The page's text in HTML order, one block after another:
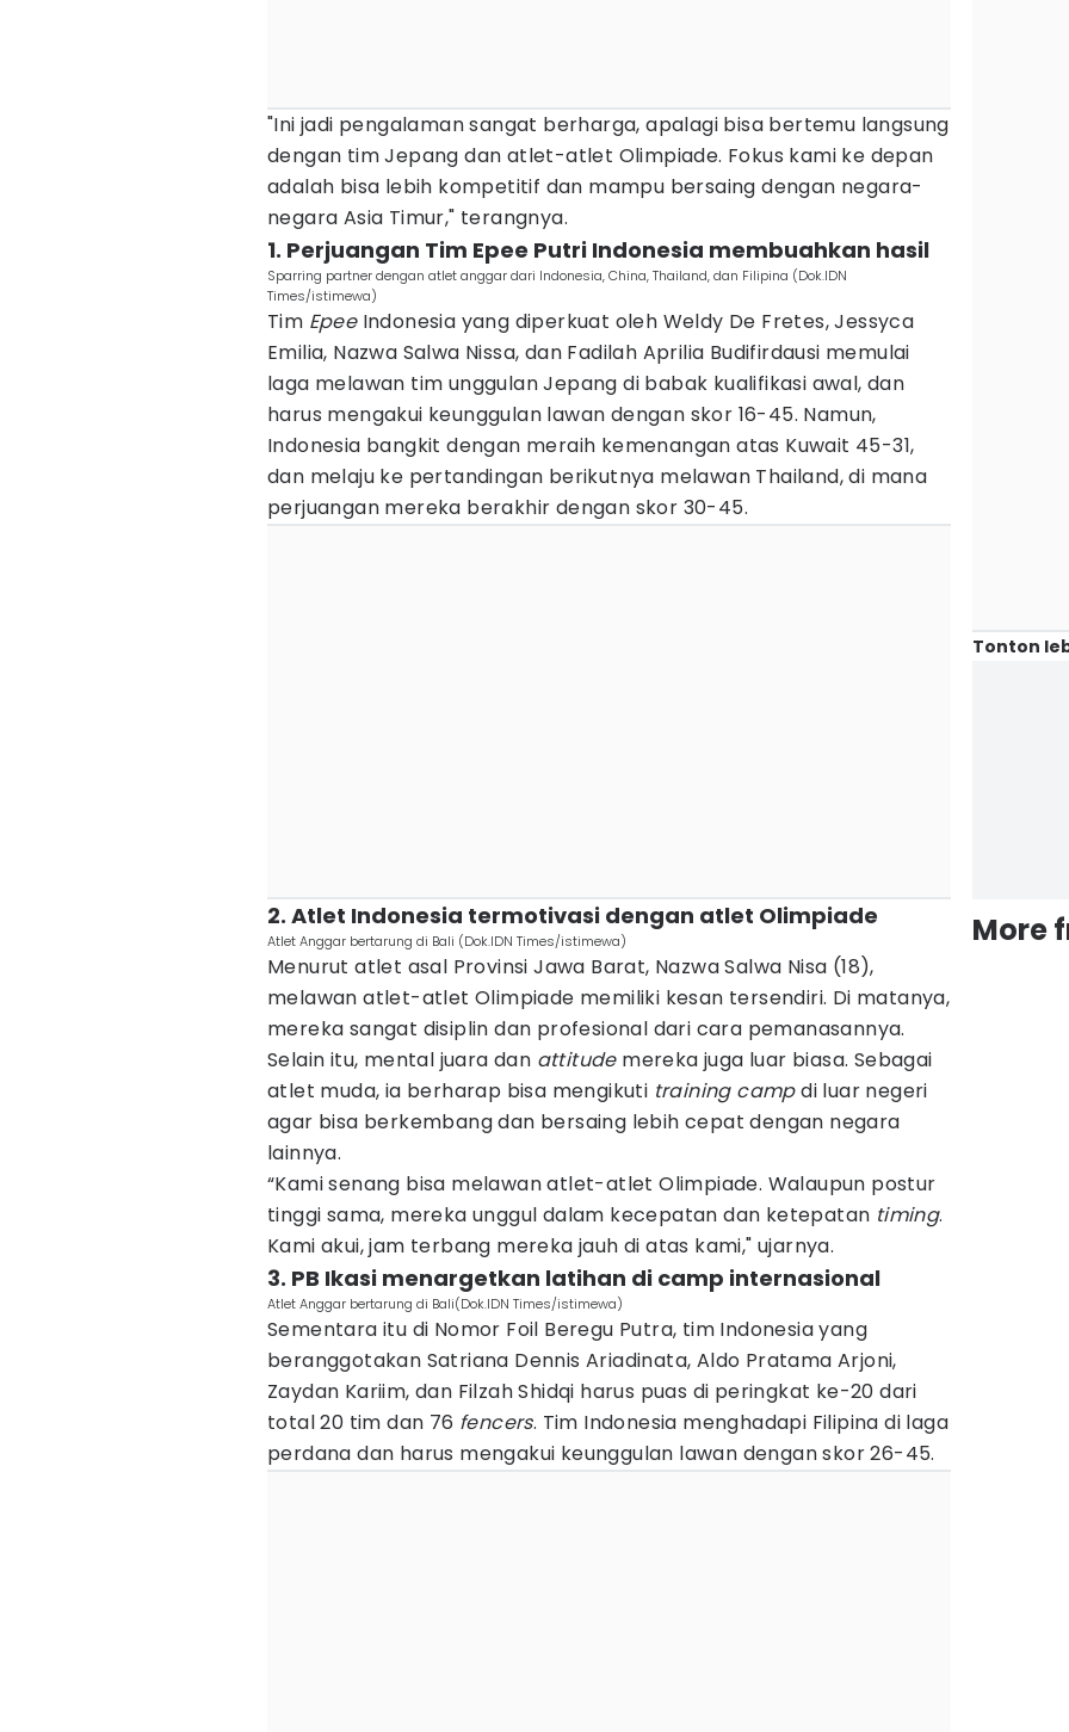
"Ini jadi pengalaman sangat berharga, apalagi bisa bertemu langsung
dengan tim Jepang dan atlet-atlet Olimpiade. Fokus kami ke depan
adalah bisa lebih kompetitif dan mampu bersaing dengan negara-
negara Asia Timur," terangnya.
1. Perjuangan Tim Epee Putri Indonesia membuahkan hasil
Sparring partner dengan atlet anggar dari Indonesia, China, Thailand, dan Filipina (Dok.IDN
Times/istimewa)
Tim EpeeIndonesia yang diperkuat oleh Weldy De Fretes, Jessyca
Emilia, Nazwa Salwa Nissa, dan Fadilah Aprilia Budifirdausi memulai
laga melawan tim unggulan Jepang di babak kualifikasi awal, dan
harus mengakui keunggulan lawan dengan skor 16-45. Namun,
Indonesia bangkit dengan meraih kemenangan atas Kuwait 45-31,
dan melaju ke pertandingan berikutnya melawan Thailand, di mana
perjuangan mereka berakhir dengan skor 30-45.
2. Atlet Indonesia termotivasi dengan atlet Olimpiade
Atlet Anggar bertarung di Bali (Dok.IDN Times/istimewa)
Menurut atlet asal Provinsi Jawa Barat, Nazwa Salwa Nisa (18),
melawan atlet-atlet Olimpiade memiliki kesan tersendiri. Di matanya,
mereka sangat disiplin dan profesional dari cara pemanasannya.
Selain itu, mental juara dan attitude mereka juga luar biasa. Sebagai
atlet muda, ia berharap bisa mengikuti training campdi luar negeri
agar bisa berkembang dan bersaing lebih cepat dengan negara
lainnya.
“Kami senang bisa melawan atlet-atlet Olimpiade. Walaupun postur
tinggi sama, mereka unggul dalam kecepatan dan ketepatan timing.
Kami akui, jam terbang mereka jauh di atas kami," ujarnya.
3. PB Ikasi menargetkan latihan di camp internasional
Atlet Anggar bertarung di Bali(Dok.IDN Times/istimewa)
Sementara itu di Nomor Foil Beregu Putra, tim Indonesia yang
beranggotakan Satriana Dennis Ariadinata, Aldo Pratama Arjoni,
Zaydan Kariim, dan Filzah Shidqi harus puas di peringkat ke-20 dari
total 20 tim dan 76 fencers. Tim Indonesia menghadapi Filipina di laga
perdana dan harus mengakui keunggulan lawan dengan skor 26-45.
Tonton
More